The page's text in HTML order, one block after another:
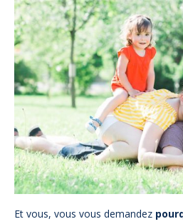
Et vous, vous vous demandez